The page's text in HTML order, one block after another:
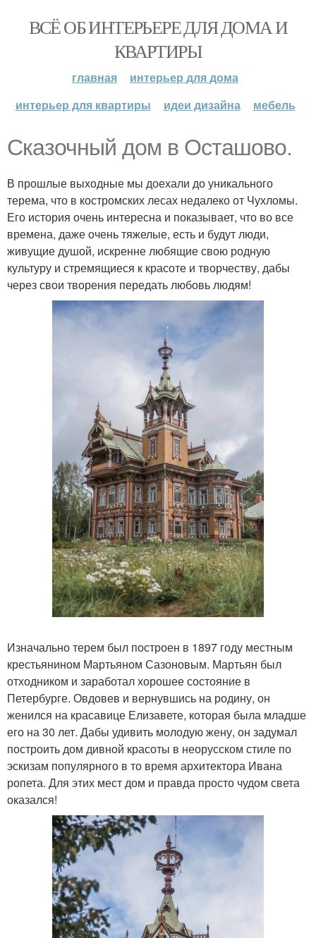
ВСЁ ОБ ИНТЕРЬЕРЕ ДЛЯ ДОМА И
КВАРТИРЫ
главная
интерьер для дома
интерьер для квартиры
идеи дизайна мебель
Сказочный дом в Осташово.
В прошлые выходные мы доехали до уникального
терема, что в костромских лесах недалеко от Чухломы.
Его история очень интересна и показывает, что во все
времена, даже очень тяжелые, есть и будут люди,
живущие душой, искренне любящие свою родную
культуру и стремящиеся к красоте и творчеству, дабы
через свои творения передать любовь людям!
Изначально терем был построен в 1897 году местным
крестьянином Мартьяном Сазоновым. Мартьян был
отходником и заработал хорошее состояние в
Петербурге. Овдовев и вернувшись на родину, он
женился на красавице Елизавете, которая была младше
его на 30 лет. Дабы удивить молодую жену, он задумал
построить дом дивной красоты в неорусском стиле по
эскизам популярного в то время архитектора Ивана
ропета. Для этих мест дом и правда просто чудом света
оказался!